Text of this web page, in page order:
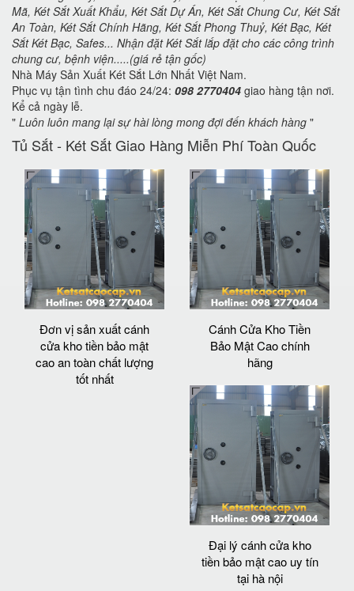
Mã, Két Sắt Xuất Khẩu, Két Sắt Dự Án, Két Sắt Chung Cư, Két Sắt
An Toàn, Két Sắt Chính Hãng, Két Sắt Phong Thuỷ, Két Bạc, Két
Sắt Két Bạc, Safes... Nhận đặt Két Sắt lắp đặt cho các công trình
chung cư, bệnh viện.....(giá rẻ tận gốc)
Nhà Máy Sản Xuất Két Sắt Lớn Nhất Việt Nam.
Phục vụ tận tình chu đáo 24/24: 098 2770404 giao hàng tận nơi.
Kể cả ngày lễ.
" Luôn luôn mang lại sự hài lòng mong đợi đến khách hàng "
Tủ Sắt - Két Sắt Giao Hàng Miễn Phí Toàn Quốc
Đơn vị sản xuất cánh
cửa kho tiền bảo mật
cao an toàn chất lượng
tốt nhất
Cánh Cửa Kho Tiền
Bảo Mật Cao chính
hãng
Đại lý cánh cửa kho
tiền bảo mật cao uy tín
tại hà nội